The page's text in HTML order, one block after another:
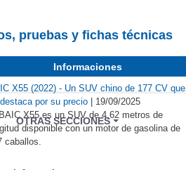
OTRAS SECCIONES
pruebas y fichas técnicas
Informaciones
X55 (2022) - Un SUV chino de 177 CV que
por su precio | 19/09/2025
X55 es un SUV de 4,62 metros de
disponible con un motor de gasolina de
caballos.